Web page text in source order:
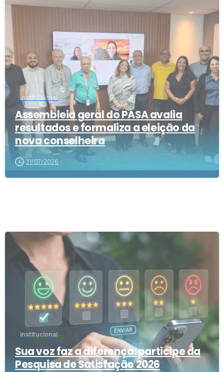
Institucional
Assembleia geral do PASA avalia
resultados e formaliza a eleição da
nova conselheira
31/07/2026
Institucional
Sua voz faz a diferença: participe da
Pesquisa de Satisfação 2026